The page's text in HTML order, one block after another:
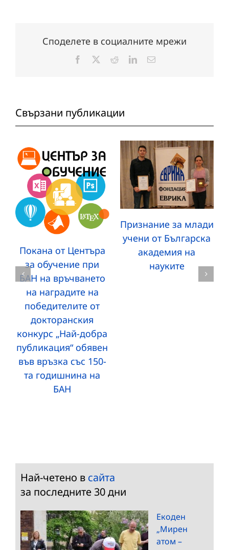
Споделете в социалните мрежи
Facebook RedditLinkedInЕлектронна
Свързани публикации
Покана от Центъра
за обучение при
БАН на връчването
на наградите на
победителите от
докторанския
конкурс „Най-добра
публикация“ обявен
във връзка със 150-
та годишнина на
БАН
Признание за млади
учени от Българска
академия на
науките
Най-четено в сайта
за последните 30 дни
Екоден
„Мирен
атом –